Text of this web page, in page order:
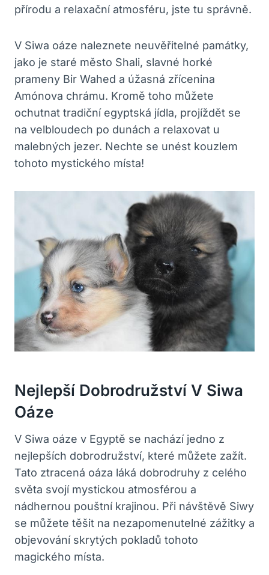
přírodu a relaxační atmosféru, jste tu správně.
V Siwa oáze naleznete neuvěřitelné památky,
jako je staré město Shali, slavné horké
prameny Bir Wahed a úžasná zřícenina
Amónova chrámu. Kromě toho můžete
ochutnat tradiční egyptská jídla, projíždět se
na velbloudech po dunách a relaxovat u
malebných jezer. Nechte se unést kouzlem
tohoto mystického místa!
Nejlepší Dobrodružství V Siwa
Oáze
V Siwa oáze v Egyptě se nachází jedno z
nejlepších dobrodružství, které můžete zažít.
Tato ztracená oáza láká dobrodruhy z celého
světa svojí mystickou atmosférou a
nádhernou pouštní krajinou. Při návštěvě Siwy
se můžete těšit na nezapomenutelné zážitky a
objevování skrytých pokladů tohoto
magického místa.